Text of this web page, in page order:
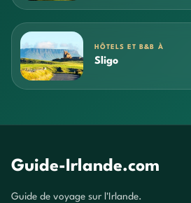
HÔTELS ET B&B À
Sligo
Guide-Irlande.com
Guide de voyage sur l'Irlande.